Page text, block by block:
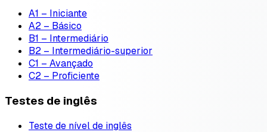
A1 – Iniciante
A2 – Básico
B1 – Intermediário
B2 – Intermediário-superior
C1 – Avançado
C2 – Proficiente
Testes de inglês
Teste de nível de inglês